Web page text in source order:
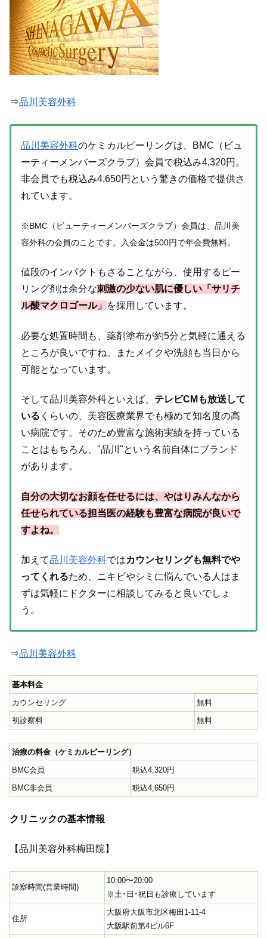
⇒品川美容外科
品川美容外科のケミカルピーリングは、BMC（ビュ
ーティーメンバーズクラブ）会員で税込み4,320円。
非会員でも税込み4,650円という驚きの価格で提供さ
れています。
※BMC（ビューティーメンバーズクラブ）会員は、品川美
容外科の会員のことです。入会金は500円で年会費無料。
値段のインパクトもさることながら、使用するピー
リング剤は余分な刺激の少ない肌に優しい「サリチ
ル酸マクロゴール」 を採用しています。
必要な処置時間も、薬剤塗布が約5分と気軽に通える
ところが良いですね。またメイクや洗顔も当日から
可能となっています。
そして品川美容外科といえば、 テレビCMも放送して
いる くらいの、美容医療業界でも極めて知名度の高
い病院です。そのため豊富な施術実績を持っている
ことはもちろん、"品川"という名前自体にブランド
があります。
自分の大切なお顔を任せるには、やはりみんなから
任せられている担当医の経験も豊富な病院が良いで
すよね。
加えて品川美容外科ではカウンセリングも無料でや
ってくれるため、ニキビやシミに悩んでいる人はま
ずは気軽にドクターに相談してみると良いでしょ
う。
⇒品川美容外科
基本料金
カウンセリング
無料
初診察料
無料
治療の料金（ケミカルピーリング）
BMC会員
税込4,320円
BMC非会員
税込4,650円
クリニックの基本情報
【品川美容外科梅田院】
診察時間(営業時間)
10:00〜20:00
※土･日･祝日も診療しています
住所
大阪府大阪市北区梅田1-11-4
大阪駅前第4ビル6F